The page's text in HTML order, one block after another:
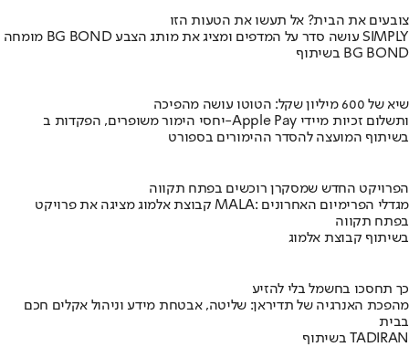
צובעים את הבית? אל תעשו את הטעות הזו
מומחה BG BOND עושה סדר על המדפים ומציג את מותג הצבע SIMPLY
בשיתוף BG BOND
שיא של 600 מיליון שקל: הטוטו עושה מהפיכה
יחסי הימור משופרים, הפקדות ב-Apple Pay ותשלום זכיות מיידי
בשיתוף המועצה להסדר ההימורים בספורט
הפרויקט החדש שמסקרן רוכשים בפתח תקווה
קבוצת אלמוג מציגה את פרויקט MALA: מגדלי הפרימיום האחרונים
בפתח תקווה
בשיתוף קבוצת אלמוג
כך תחסכו בחשמל בלי להזיע
מהפכת האנרגיה של תדיראן: שליטה, אבטחת מידע וניהול אקלים חכם
בבית
בשיתוף TADIRAN